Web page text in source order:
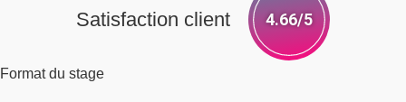
Satisfaction client 4.66/5
Format du stage